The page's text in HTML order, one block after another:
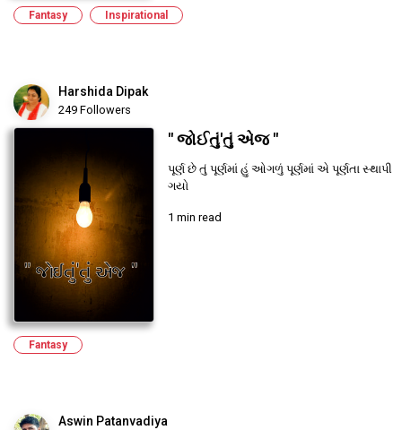
Fantasy Inspirational
Harshida Dipak
249 Followers
" જોઈતું'તું એજ "
પૂર્ણ છે તું પૂર્ણમાં હું ઓગળું પૂર્ણમાં એ પૂર્ણતા સ્થાપી
ગયો
1 min read
Fantasy
Aswin Patanvadiya